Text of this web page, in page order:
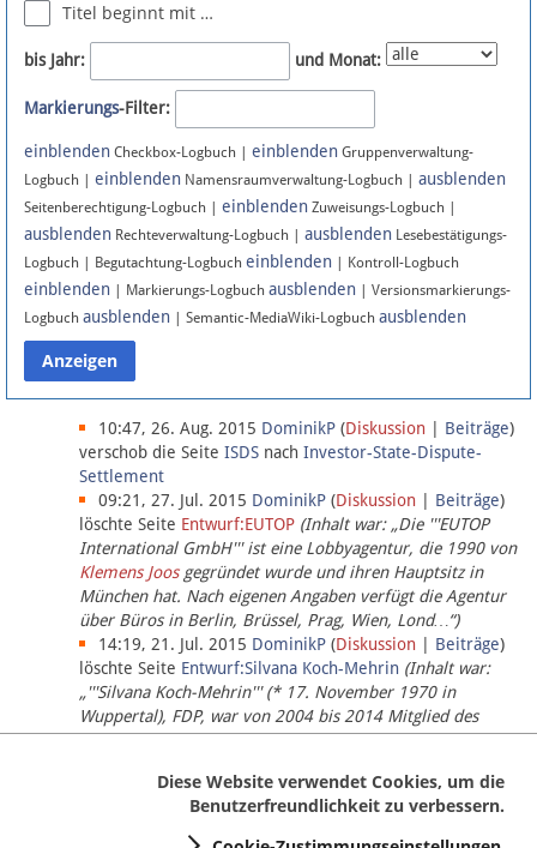
Newsletter
Bluesky
Facebook
Instagram
Anmelden
Datenschutz
Über Lobbypedia
Impressum
Titel beginnt mit …
bis Jahr: und Monat:
Markierungs-Filter:
einblenden Checkbox-Logbuch | einblenden Gruppenverwaltung-
Logbuch | einblenden Namensraumverwaltung-Logbuch | ausblenden
Seitenberechtigung-Logbuch | einblenden Zuweisungs-Logbuch |
ausblenden Rechteverwaltung-Logbuch | ausblenden Lesebestätigungs-
Logbuch | Begutachtung-Logbuch einblenden | Kontroll-Logbuch
einblenden | Markierungs-Logbuch ausblenden | Versionsmarkierungs-
Logbuch ausblenden | Semantic-MediaWiki-Logbuch ausblenden
10:47, 26. Aug. 2015 DominikP (Diskussion Beiträge)
verschob die Seite ISDS nach Investor-State-Dispute-
Settlement
09:21, 27. Jul. 2015 DominikP (Diskussion Beiträge)
löschte Seite Entwurf:EUTOP (Inhalt war: „Die '''EUTOP
International GmbH''' ist eine Lobbyagentur, die 1990 von
Klemens Joosgegründet wurde und ihren Hauptsitz in
München hat. Nach eigenen Angaben verfügt die Agentur
über Büros in Berlin, Brüssel, Prag, Wien, Lond…“)
14:19, 21. Jul. 2015 DominikP (Diskussion Beiträge)
löschte Seite Entwurf:Silvana Koch-Mehrin (Inhalt war:
„'''Silvana Koch-Mehrin''' (* 17. November 1970 in
Wuppertal), FDP, war von 2004 bis 2014 Mitglied des
Europäischen Parlaments, seit November 2014 ist sie für
Diese Website verwendet Cookies, um die
Benutzerfreundlichkeit zu verbessern.